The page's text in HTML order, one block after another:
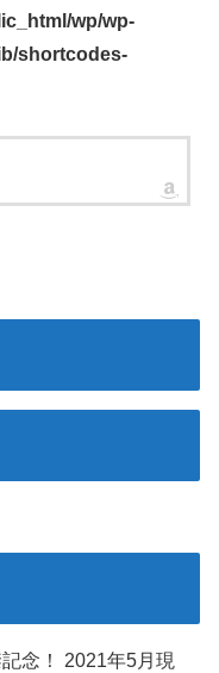
wp/wp-
shortcodes-
記念！ 2021年5月現